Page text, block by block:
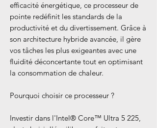
efficacité énergétique, ce processeur de
pointe redéfinit les standards de la
productivité et du divertissement. Grâce à
son architecture hybride avancée, il gère
vos tâches les plus exigeantes avec une
fluidité déconcertante tout en optimisant
la consommation de chaleur.
Pourquoi choisir ce processeur ?
Investir dans l'Intel® Core™ Ultra 5 225,